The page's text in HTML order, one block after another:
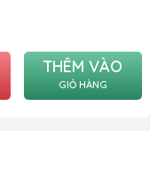
THÊM VÀO
GIỎ HÀNG